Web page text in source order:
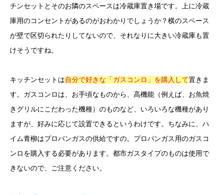
チンセットとそのお隣のスペースは冷蔵庫置き場です。上に冷蔵
庫用のコンセントがあるのがおわかりでしょうか？横のスペース
が壁で区切られたりしてないので、それなりに大きい冷蔵庫も置
けそうですね。
キッチンセットは自分で好きな「ガスコンロ」を購入して置きま
す。ガスコンロは、お手頃なものから、高機能（例えば、お魚焼
きグリルにこだわった機種）のものなど、いろいろな機種があり
ますが、好みに応じて設置できるというわけです。ちなみに、ハ
イム青柳はプロパンガスの供給ですの。プロパンガス用のガスコ
ンロを購入する必要があります。都市ガスタイプのものは使用で
きないので、ご注意ください。